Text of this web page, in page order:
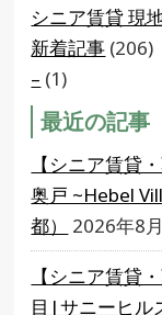
シニア賃貸 現
新着記事 (206)
– (1)
最近の記事
【シニア賃貸
奥戸 ~Hebel
都）
2026年8
【シニア賃貸
目|サニーヒル